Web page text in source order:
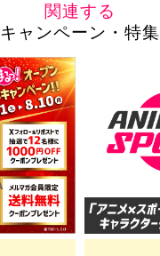
関連する
キャンペーン・特集